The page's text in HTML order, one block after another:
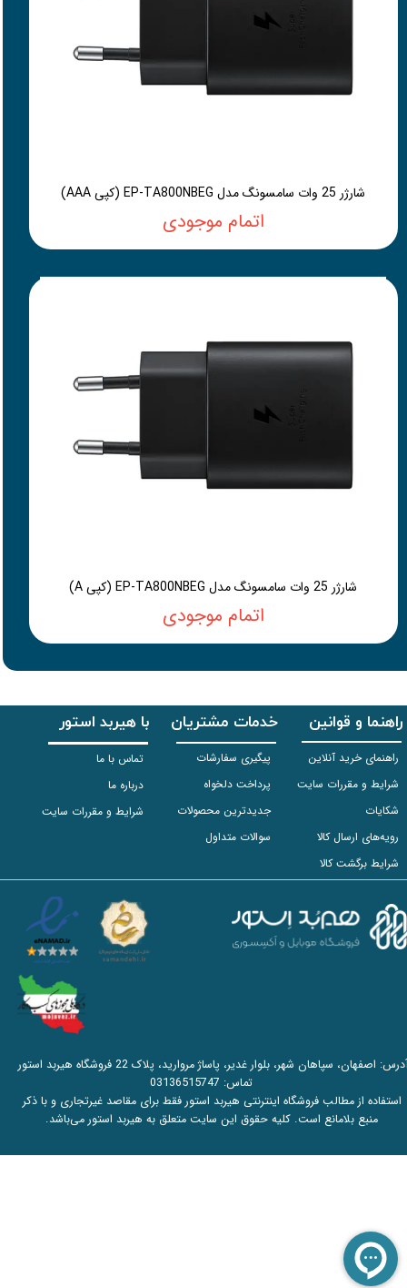
شارژر 25 وات سامسونگ مدل EP-TA800NBEG (کپی AAA)
اتمام موجودی
شارژر 25 وات سامسونگ مدل EP-TA800NBEG (کپی A)
اتمام موجودی
راهنما و قوانین
راهنمای خرید آنلاین
شرایط و مقررات سایت
شکایات
رویه‌های ارسال کالا
شرایط برگشت کالا
خدمات مشتریان
پیگیری سفارشات
پرداخت دلخواه
جدیدترین محصولات
سوالات متداول
با هیربد استور
تماس با ما
درباره ما
شرایط و مقررات سایت
آدرس: اصفهان، سپاهان شهر، بلوار غدیر، پاساژ مروارید، پلاک 22 فروشگاه هیربد استور
تماس: 03136515747
استفاده از مطالب فروشگاه اینترنتی هیربد استور فقط برای مقاصد غیرتجاری و با ذکر
منبع بلامانع است. کلیه حقوق این سایت متعلق به هیربد استور می‌باشد.​​​​​​​